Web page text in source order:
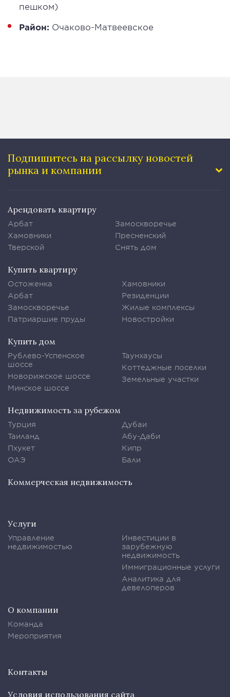
пешком)
Район: Очаково-Матвеевское
Подпишитесь на рассылку новостей
рынка и компании
Арендовать квартиру
Арбат
Хамовники
Тверской
Замоскворечье
Пресненский
Снять дом
Купить квартиру
Остоженка
Арбат
Замоскворечье
Патриаршие пруды
Хамовники
Резиденции
Жилые комплексы
Новостройки
Купить дом
Рублево-Успенское
шоссе
Новорижское шоссе
Минское шоссе
Таунхаусы
Коттеджные поселки
Земельные участки
Недвижимость за рубежом
Турция
Таиланд
Пхукет
ОАЭ
Дубаи
Абу-Даби
Кипр
Бали
Коммерческая недвижимость
Услуги
Управление
недвижимостью
Инвестиции в
зарубежную
недвижимость
Иммиграционные услуги
Аналитика для
девелоперов
О компании
Команда
Мероприятия
Контакты
Условия использования сайта